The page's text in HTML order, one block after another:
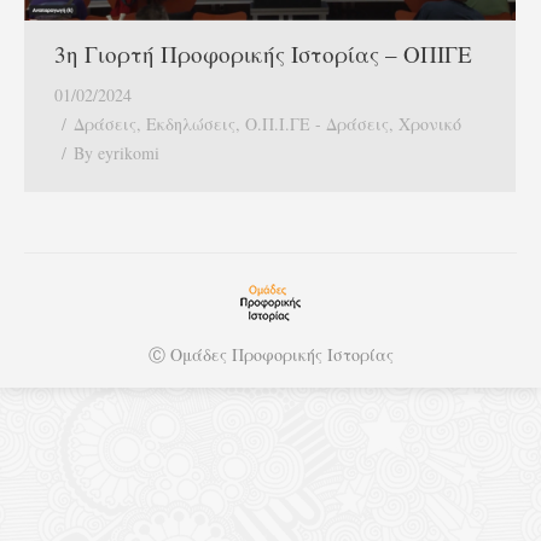
3η Γιορτή Προφορικής Ιστορίας – ΟΠΙΓΕ
01/02/2024
Δράσεις, Εκδηλώσεις, Ο.Π.Ι.ΓΕ - Δράσεις, Χρονικό
By eyrikomi
Ⓒ Ομάδες Προφορικής Ιστορίας